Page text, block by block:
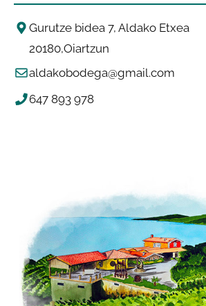
Gurutze bidea 7, Aldako Etxea
20180 Oiartzun
aldakobodega@gmail.com
647 893 978